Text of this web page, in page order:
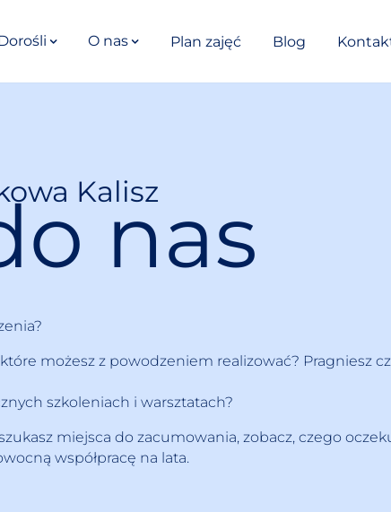
O nas Plan zajęć Blog
Kalisz
nas
możesz z powodzeniem realizować? Pragniesz
szkoleniach i warsztatach?
miejsca do zacumowania, zobacz, czego
współpracę na lata.